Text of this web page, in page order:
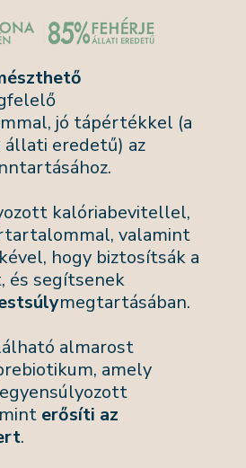
jó tápértékkel (a
eredetű) az
kalóriabevitellel,
valamint
hogy biztosítsák a
és segítsenek
megtartásában.
almarost
amely
erősíti az
.